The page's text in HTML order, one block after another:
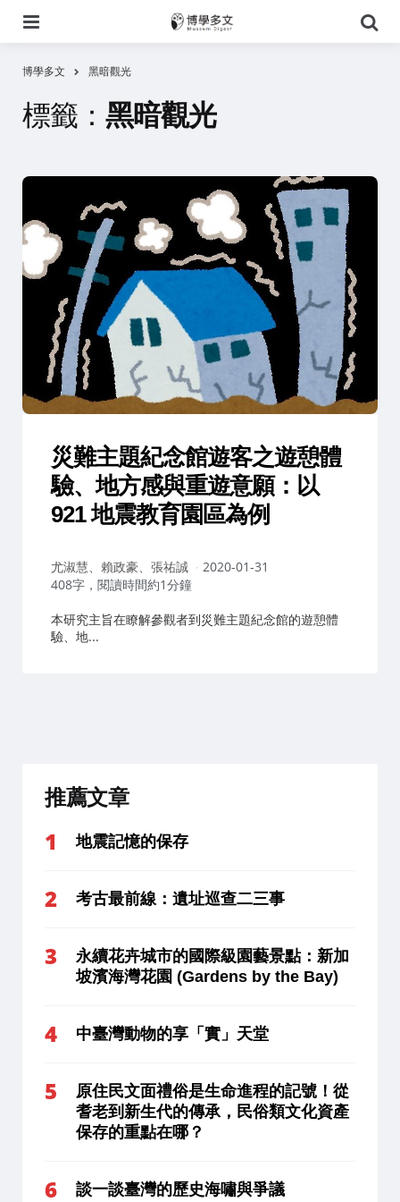
尋
博學多文 黑暗觀光
標籤： 黑暗觀光
災難主題紀念館遊客之遊憩體
驗、地方感與重遊意願：以
921 地震教育園區為例
作
者：
尤淑慧、賴政豪、張祐誠
2020-01-31
408字，閱讀時間約1分鐘
本研究主旨在瞭解參觀者到災難主題紀念館的遊憩體
驗、地...
推薦文章
地震記憶的保存
考古最前線：遺址巡查二三事
永續花卉城市的國際級園藝景點：新加
坡濱海灣花園 (Gardens by the Bay)
中臺灣動物的享「實」天堂
原住民文面禮俗是生命進程的記號！從
耆老到新生代的傳承，民俗類文化資產
保存的重點在哪？
談一談臺灣的歷史海嘯與爭議